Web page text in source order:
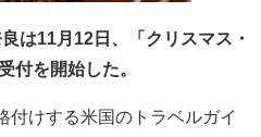
は11月12日、「クリスマス・
付を開始した。
付けする米国のトラベルガイ